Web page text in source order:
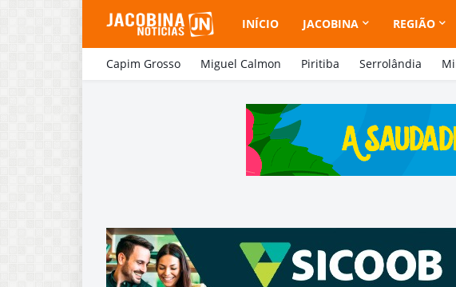
INÍCIO JACOBINA REGIÃO
Capim Grosso Miguel Calmon Piritiba Serrolândia